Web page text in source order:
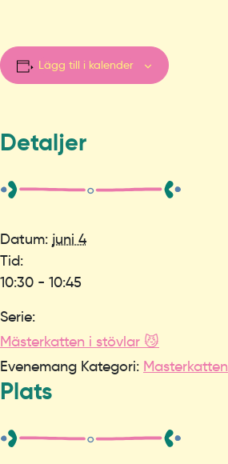
Lägg till i kalender
Detaljer
Datum: juni 4
Tid:
10:30 - 10:45
Serie:
Mästerkatten i stövlar 😼
Evenemang Kategori: Masterkatten
Plats